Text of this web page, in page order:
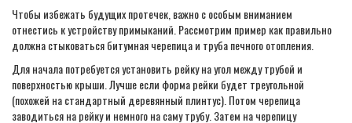
Чтобы избежать будущих протечек, важно с особым вниманием
отнестись к устройству примыканий. Рассмотрим пример как правильно
должна стыковаться битумная черепица и труба печного отопления.
Для начала потребуется установить рейку на угол между трубой и
поверхностью крыши. Лучше если форма рейки будет треугольной
(похожей на стандартный деревянный плинтус). Потом черепица
заводиться на рейку и немного на саму трубу. Затем на черепицу